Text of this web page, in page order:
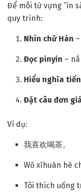
Để mỗi từ vựng “in
quy trình:
Nhìn chữ Hán
Đọc pinyin –
Hiểu nghĩa
Đặt câu đơn
Ví dụ:
我喜欢喝茶。
Wǒ xǐhuān hē
Tôi thích uống